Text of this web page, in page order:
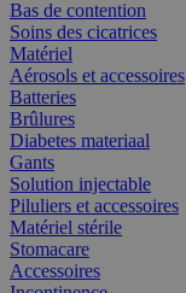
Bas de contention
Soins des cicatrices
Matériel
Aérosols et accessoires
Batteries
Brûlures
Diabetes materiaal
Gants
Solution injectable
Piluliers et accessoires
Matériel stérile
Stomacare
Accessoires